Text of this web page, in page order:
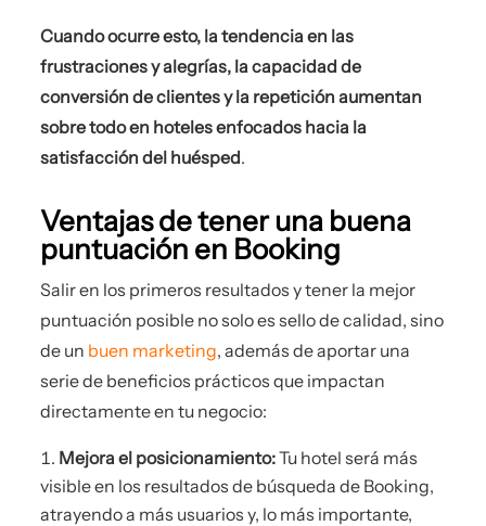
Cuando ocurre esto, la tendencia en las
frustraciones y alegrías, la capacidad de
conversión de clientes y la repetición aumentan
sobre todo en hoteles enfocados hacia la
satisfacción del huésped.
Ventajas de tener una buena
puntuación en Booking
Salir en los primeros resultados y tener la mejor
puntuación posible no solo es sello de calidad, sino
de un buen marketing, además de aportar una
serie de beneficios prácticos que impactan
directamente en tu negocio:
Mejora el posicionamiento:Tu hotel será más
visible en los resultados de búsqueda de Booking,
atrayendo a más usuarios y, lo más importante,